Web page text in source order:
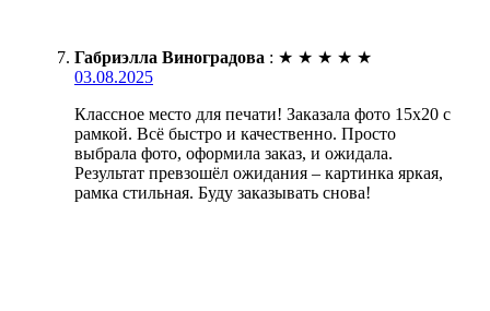
Габриэлла Виноградова : ★ ★ ★ ★ ★
03.08.2025
Классное место для печати! Заказала фото 15х20 с
рамкой. Всё быстро и качественно. Просто
выбрала фото, оформила заказ, и ожидала.
Результат превзошёл ожидания – картинка яркая,
рамка стильная. Буду заказывать снова!